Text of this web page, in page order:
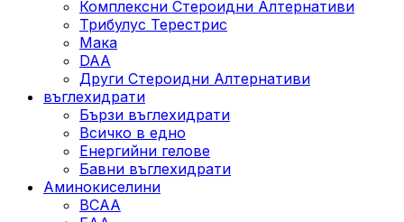
Комплексни Стероидни Алтернативи
Трибулус Терестрис
Maка
DAA
Други Стероидни Алтернативи
въглехидрати
Бързи въглехидрати
Всичко в едно
Енергийни гелове
Бавни въглехидрати
Аминокиселини
BCAA